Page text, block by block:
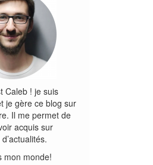
Caleb ! je suis
je gère ce blog sur
Il me permet de
acquis sur
mon monde!